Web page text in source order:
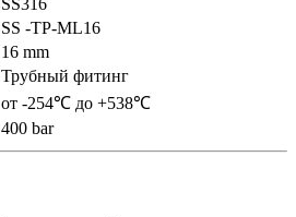
SS -TP-ML16
16 mm
Трубный фитинг
от -254℃ до +538℃
400 bar